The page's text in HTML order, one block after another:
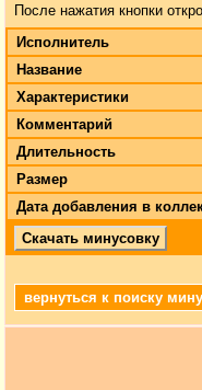
После нажатия кнопки
Исполнитель
Название
Характеристики
Комментарий
Длительность
Размер
Дата добавления в
Скачать минусовку
вернуться к поиску